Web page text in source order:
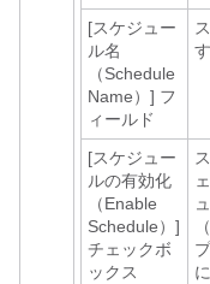
[スケジュー
ル名
（Schedule
Name）] フ
ィールド
す
[スケジュー
ルの有効化
（Enable
Schedule）]
チェックボ
ックス